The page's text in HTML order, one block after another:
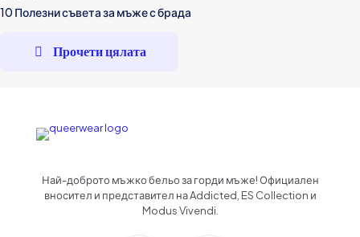
10 Полезни съвета за мъже с брада
Прочети цялата
Най-доброто мъжко бельо за горди мъже! Официален
вносител и представител на Addicted, ES Collection и
Modus Vivendi.